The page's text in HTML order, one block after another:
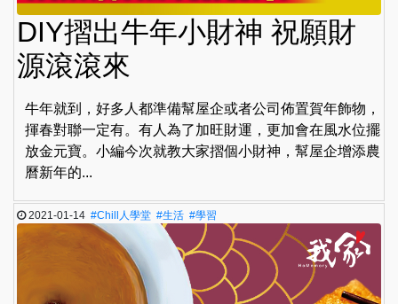
DIY摺出牛年小財神 祝願財
源滾滾來
牛年就到，好多人都準備幫屋企或者公司佈置賀年飾物，
揮春對聯一定有。有人為了加旺財運，更加會在風水位擺
放金元寶。小編今次就教大家摺個小財神，幫屋企增添農
曆新年的...
2021-01-14#Chill人學堂 #生活 #學習